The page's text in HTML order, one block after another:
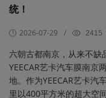
统！
2026-07-29 / 2415
六朝古都南京，从来不缺
YEECAR艺卡汽车膜南京
地。作为YEECAR艺卡汽
里以400平方米的超大空